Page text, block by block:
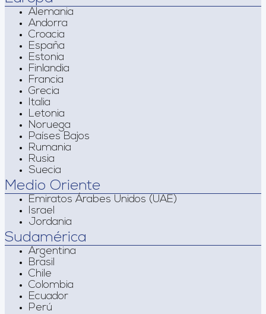
Alemania
Andorra
Croacia
España
Estonia
Finlandia
Francia
Grecia
Italia
Letonia
Noruega
Países Bajos
Rumania
Rusia
Suecia
Medio Oriente
Emiratos Árabes Unidos (UAE)
Israel
Jordania
Sudamérica
Argentina
Brasil
Chile
Colombia
Ecuador
Perú